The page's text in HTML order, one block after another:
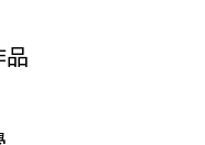
品